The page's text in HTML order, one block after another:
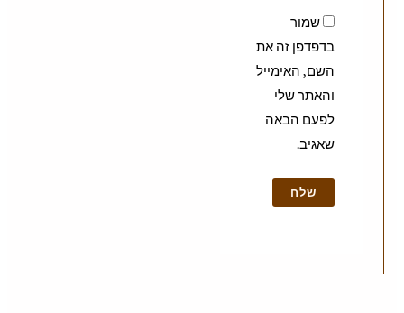
שמור
בדפדפן זה את
השם, האימייל
והאתר שלי
לפעם הבאה
שאגיב.